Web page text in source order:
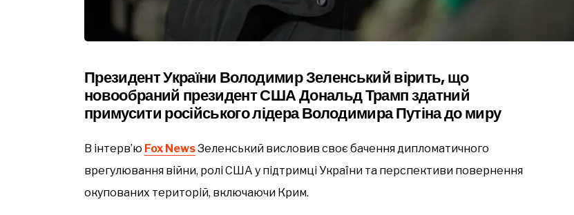
Президент України Володимир Зеленський вірить, що
новообраний президент США Дональд Трамп здатний
примусити російського лідера Володимира Путіна до миру
В інтерв’ю Fox NewsЗеленський висловив своє бачення дипломатичного
врегулювання війни, ролі США у підтримці України та перспективи повернення
окупованих територій, включаючи Крим.